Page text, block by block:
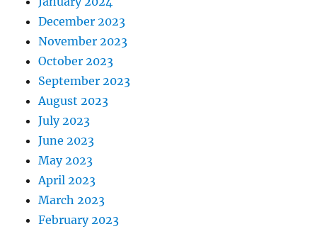
December 2023
November 2023
October 2023
September 2023
August 2023
July 2023
June 2023
May 2023
April 2023
March 2023
February 2023